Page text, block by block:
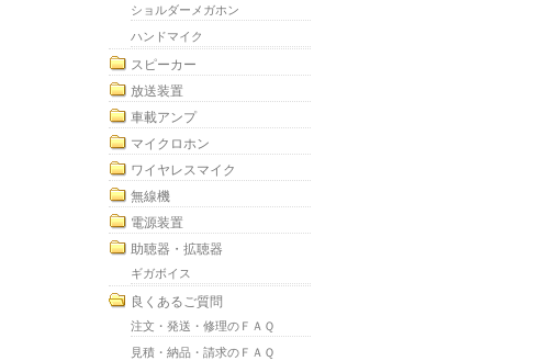
ショルダーメガホン
ハンドマイク
スピーカー
放送装置
車載アンプ
マイクロホン
ワイヤレスマイク
無線機
電源装置
助聴器・拡聴器
ギガボイス
良くあるご質問
注文・発送・修理のＦＡＱ
見積・納品・請求のＦＡＱ